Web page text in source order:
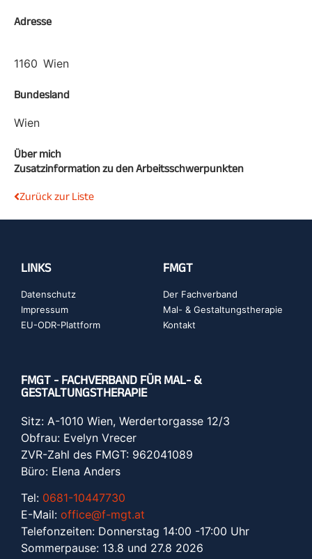
Adresse
1160 Wien
Bundesland
Wien
Über mich
Zusatzinformation zu den Arbeitsschwerpunkten
Zurück zur Liste
LINKS
Datenschutz
Impressum
EU-ODR-Plattform
FMGT
Der Fachverband
Mal- & Gestaltungstherapie
Kontakt
FMGT - FACHVERBAND FÜR MAL- &
GESTALTUNGSTHERAPIE
Sitz: A-1010 Wien, Werdertorgasse 12/3
Obfrau: Evelyn Vrecer
ZVR-Zahl des FMGT: 962041089
Büro: Elena Anders
Tel: 0681-10447730
E-Mail: office@f-mgt.at
Telefonzeiten: Donnerstag 14:00 -17:00 Uhr
Sommerpause: 13.8 und 27.8 2026